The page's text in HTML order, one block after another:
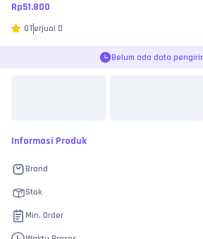
Rp51.800
0Terjual 0
Belum ada data
Informasi Produk
Brand
Stok
Min. Order